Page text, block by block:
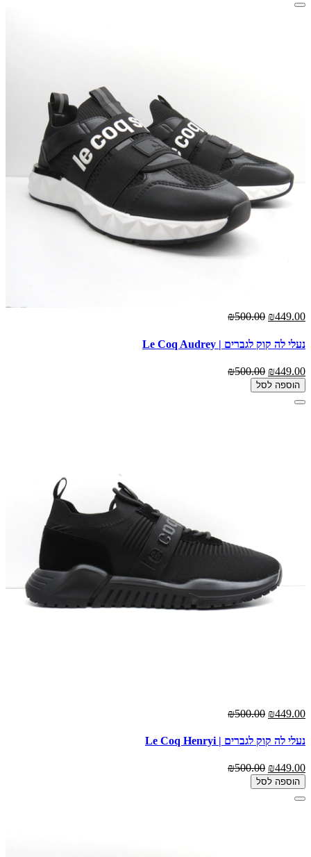
₪449.00
₪500.00
נעלי לה קוק לגברים | Le Coq Audrey
₪449.00
₪500.00
הוספה לסל
₪449.00
₪500.00
נעלי לה קוק לגברים | Le Coq Henryi
₪449.00
₪500.00
הוספה לסל